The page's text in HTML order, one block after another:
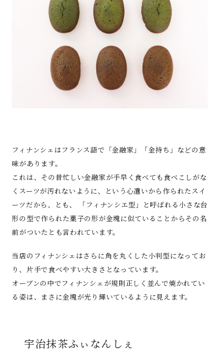
フィナンシェはフランス語で「金融家」「金持ち」などの意
味があります。
これは、その昔忙しい金融家が手早く食べても食べこしがな
くスーツが汚れないように、という心遣いから作られたスイ
ーツだから、とも、 「フィナンシエ型」と呼ばれる小さな台
形の型で作られた菓子の形が金塊に似ていることからその名
前がついたとも言われています。
当店のフィナンシェはさらに角を丸くした小判型になってお
り、片手で食べやすい大きさとなっています。
オーブンの中でフィナンシェが規則正しく並んで焼かれてい
る姿は、まさに金塊が光り輝いているように見えます。
宇治抹茶ふぃなんしぇ